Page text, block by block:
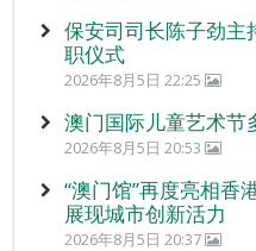
保安司司长陈子劲主
职仪式
2026年8月5日 22:25
澳门国际儿童艺术节
2026年8月5日 20:53
“澳门馆”再度亮相
展现城市创新活力
2026年8月5日 20:37